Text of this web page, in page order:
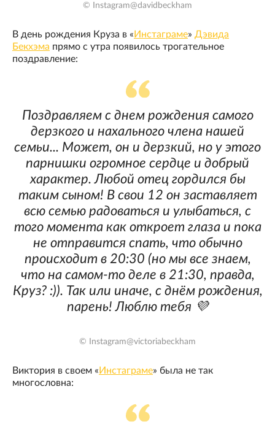
© Instagram@davidbeckham
В день рождения Круза в « Инстаграме» Дэвида
Бекхэма прямо с утра появилось трогательное
поздравление:
Поздравляем с днем рождения самого
дерзкого и нахального члена нашей
семьи... Может, он и дерзкий, но у этого
парнишки огромное сердце и добрый
характер. Любой отец гордился бы
таким сыном! В свои 12 он заставляет
всю семью радоваться и улыбаться, с
того момента как откроет глаза и пока
не отправится спать, что обычно
происходит в 20:30 (но мы все знаем,
что на самом-то деле в 21:30, правда,
Круз? :)). Так или иначе, с днём рождения,
парень! Люблю тебя 💜
© Instagram@victoriabeckham
Виктория в своем « Инстаграме» была не так
многословна: